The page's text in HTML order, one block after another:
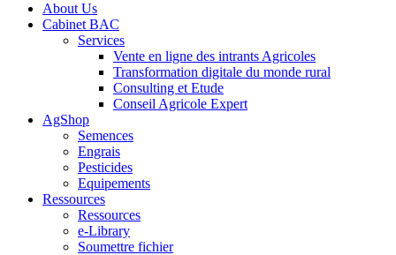
About Us
Cabinet BAC
Services
Vente en ligne des intrants Agricoles
Transformation digitale du monde rural
Consulting et Etude
Conseil Agricole Expert
AgShop
Semences
Engrais
Pesticides
Equipements
Ressources
Ressources
e-Library
Soumettre fichier